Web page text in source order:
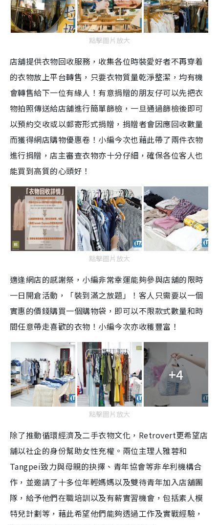
點擊圖片放大
店舖提供衣物回收服務，收集各位時裝愛好者不再穿着
的衣物放上平台轉售，只要衣物質量乾淨整潔，均有機
會轉售給下一位有緣人！有意捐贈的朋友仔可以先把衣
物拍照傳送給店舖進行簡單篩檢，一旦通過篩檢後即可
以預約交收或以郵寄形式捐贈，捐贈者會因應回收數量
而獲得網店購物優惠卷！小編今次也藉此帶了兩件衣物
進行捐贈，店主審查衣物亦十分仔細，確保各位客人也
能買到高質的心頭好！
點擊圖片放大
適逢網店的感謝祭，小編非常幸運能夠參與店舖的限時
一日開倉活動，「裝到滿之放題」！客人只需要以一個
實惠的價錢購買一個購物袋，即可以不限款式數量和時
間任意帶走喜歡的衣物！小編今次亦收穫豐富！
+4
點擊圖片放大
除了推動循環經濟及二手衣物文化，Retrovert更希望店
舖以社企的身份幫助女性充權。兩位主理人雅蓉和
Tangpei致力與母親的抉擇、青年協會等非牟利機構合
作，並邀請了十多位年輕媽媽以及雙待青年加入店舖團
隊，給予他們在職培訓以及有薪實習機會，包括素人模
特兒計劃等，藉此希望他們能夠透過工作及實戰經驗，